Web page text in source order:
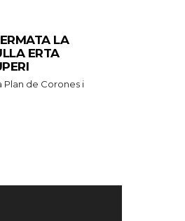
LA
ERTA
Plan de Corones i